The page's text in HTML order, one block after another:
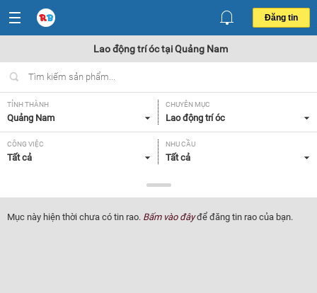
Đăng tin
Lao động trí óc tại Quảng Nam
TỈNH THÀNH
Quảng Nam
CHUYÊN MỤC
Lao động trí óc
CÔNG VIỆC
Tất cả
NHU CẦU
Tất cả
Tất cả
Mục này hiện thời chưa có tin rao. Bấm vào đâyđể đăng tin rao của bạn.